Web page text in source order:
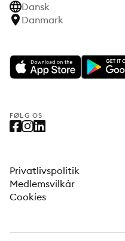
Dansk
Danmark
FØLG OS
Privatlivspolitik
Medlemsvilkår
Cookies